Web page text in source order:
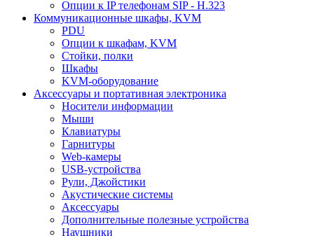
Опции к IP телефонам SIP - H.323
Коммуникационные шкафы, KVM
PDU
Опции к шкафам, KVM
Стойки, полки
Шкафы
KVM-оборудование
Аксессуары и портативная электроника
Носители информации
Мыши
Клавиатуры
Гарнитуры
Web-камеры
USB-устройства
Рули, Джойстики
Акустические системы
Аксессуары
Дополнительные полезные устройства
Наушники